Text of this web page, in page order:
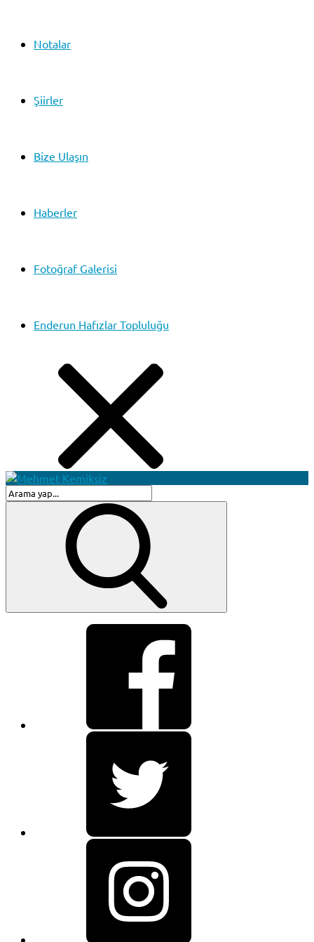
Notalar
Şiirler
Bize Ulaşın
Haberler
Fotoğraf Galerisi
Enderun Hafızlar Topluluğu